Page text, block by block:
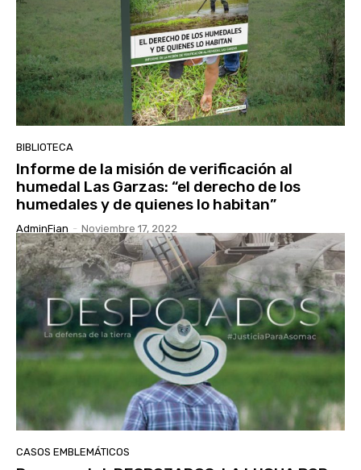
BIBLIOTECA
Informe de la misión de verificación al
humedal Las Garzas: “el derecho de los
humedales y de quienes lo habitan”
AdminFian - Noviembre 17, 2022
CASOS EMBLEMÁTICOS